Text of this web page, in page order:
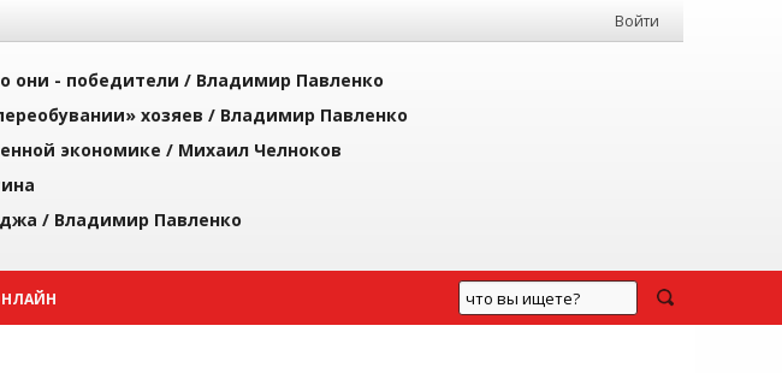
Войти
они - победители / Владимир Павленко
хозяев / Владимир Павленко
экономике / Михаил Челноков
/ Владимир Павленко